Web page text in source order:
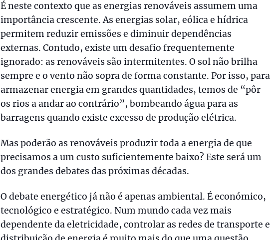
É neste contexto que as energias renováveis assumem uma
importância crescente. As energias solar, eólica e hídrica
permitem reduzir emissões e diminuir dependências
externas. Contudo, existe um desafio frequentemente
ignorado: as renováveis são intermitentes. O sol não brilha
sempre e o vento não sopra de forma constante. Por isso, para
armazenar energia em grandes quantidades, temos de “pôr
os rios a andar ao contrário”, bombeando água para as
barragens quando existe excesso de produção elétrica.
Mas poderão as renováveis produzir toda a energia de que
precisamos a um custo suficientemente baixo? Este será um
dos grandes debates das próximas décadas.
O debate energético já não é apenas ambiental. É económico,
tecnológico e estratégico. Num mundo cada vez mais
dependente da eletricidade, controlar as redes de transporte e